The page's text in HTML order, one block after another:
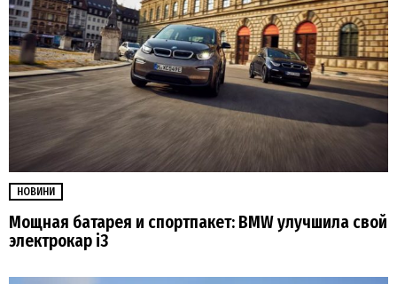
НОВИНИ
Мощная батарея и спортпакет: BMW улучшила свой
электрокар i3